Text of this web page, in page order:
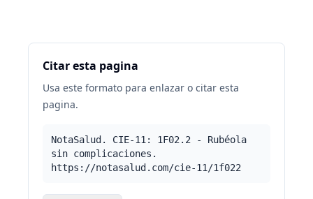
Citar esta pagina
Usa este formato para enlazar o citar esta
pagina.
NotaSalud. CIE-11: 1F02.2 - Rubéola
sin complicaciones.
https://notasalud.com/cie-11/1f022